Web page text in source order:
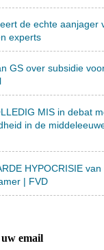
de echte aanjager
experts
GS over subsidie
MIS in debat
in de
HYPOCRISIE van
| FVD
email